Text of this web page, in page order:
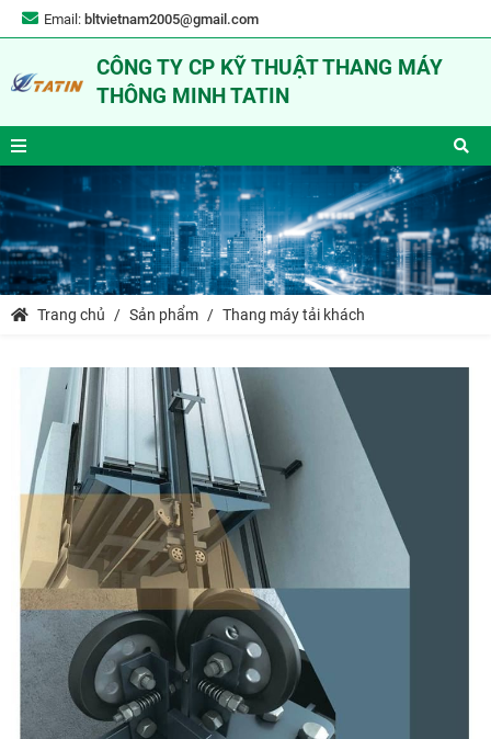
Email: bltvietnam2005@gmail.com
CÔNG TY CP KỸ THUẬT THANG MÁY
THÔNG MINH TATIN
Trang chủ Sản phẩm Thang máy tải khách